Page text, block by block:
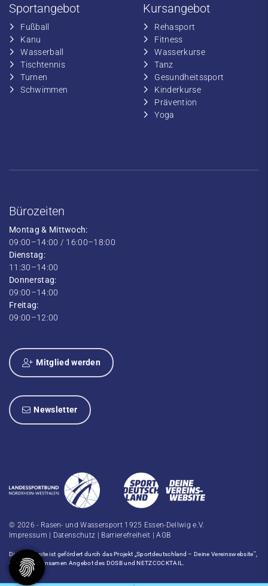
Sportangebot
Fußball
​Kanu
​Wasserball
​Tischtennis
​​Turnen
​​Schwimmen
Kursangebot
​Rehasport
​​Fitness
​​Wasserkurse
​​Tanz
​Gesundheitssport
​Kinderkurse
Prävention
Yoga
Bürozeiten
Montag & Mittwoch:
09:00–14:00 / 16:00–18:00
Dienstag:
11:30–14:00
Donnerstag:
09:00–14:00
Freitag:
09:00–12:00
Mitglied werden
Newsletter
© 2026 - Rasen- und Wassersport 1925 Essen-Dellwig e.V.
Impressum | Datenschutz | Barrierefreiheit |AGB
Diese Website ist gefördert durch das Projekt „Sportdeutschland – Deine Vereinswebsite”,
einem gemeinsamen Angebot des DOSB und NETZCOCKTAIL.